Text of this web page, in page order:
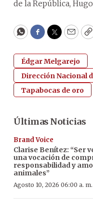
de la República,
WhatsApp
Facebook
Twitter
Édgar Melgarejo
Dirección Nacional
Tapabocas de oro
Últimas Noticias
Brand Voice
Clarise Benítez: “Ser
una vocación de
responsabilidad y
animales”
Agosto 10, 2026 06:00 a. m.